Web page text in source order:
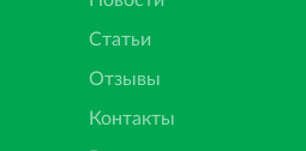
Статьи
Отзывы
Контакты